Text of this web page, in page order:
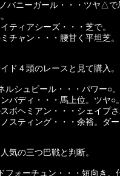
バニーガール・・・ツヤ△で
イティアシーズ・・・芝で。
ミチャン・・・腰甘く平坦芝。
ド４頭のレースと見て購入。
ルシュピール・・・パワー○
バディ・・・馬上位。ツヤ○
ボヘミアン・・・シェイプ
スティング・・・余裕。ダ
気の三つ巴戦と判断。
フォーチュン・・・短向き